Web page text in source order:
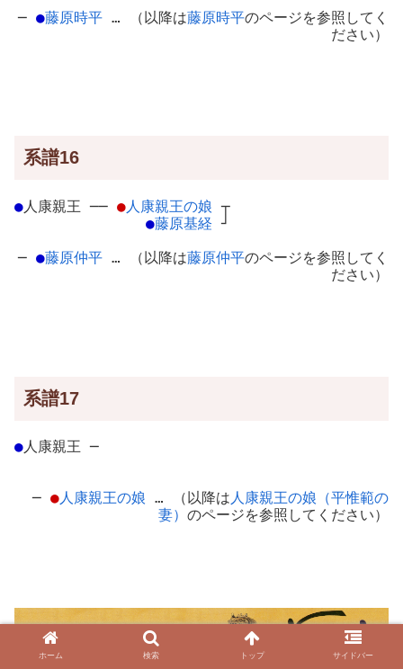
─ ●藤原時平 … （以降は藤原時平のページを参照してく
ださい）
系譜16
● 人康親王 ── ●人康親王の娘 ┬
●藤原基経 ┘
─ ●藤原仲平 … （以降は藤原仲平のページを参照してく
ださい）
系譜17
● 人康親王 ─
─ ●人康親王の娘 … （以降は人康親王の娘（平惟範の
妻） のページを参照してください）
ホーム 検索 トップ サイドバー